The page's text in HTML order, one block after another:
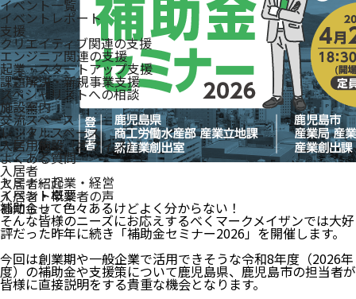
イベント一覧
イベントレポート
支援
クリエイティブ関連の支援
エンジニア関連の支援
起業・スタートアップ支援
課題解決・新規事業支援
スペシャリストへの相談
施設案内
交流スペース
レンタルスペース
入居用施設（オフィス）
よくある質問
入居者
入居者紹介
入居者・卒業者の声
お知らせ
セミナー起業・経営
イベント概要
補助金って色々あるけどよく分からない！
そんな皆様のニーズにお応えするべくマークメイザンでは大好
評だった昨年に続き「補助金セミナー2026」を開催します。
今回は創業期や一般企業で活用できそうな令和8年度（2026年
度）の補助金や支援策について鹿児島県、鹿児島市の担当者が
皆様に直接説明をする貴重な機会となります。